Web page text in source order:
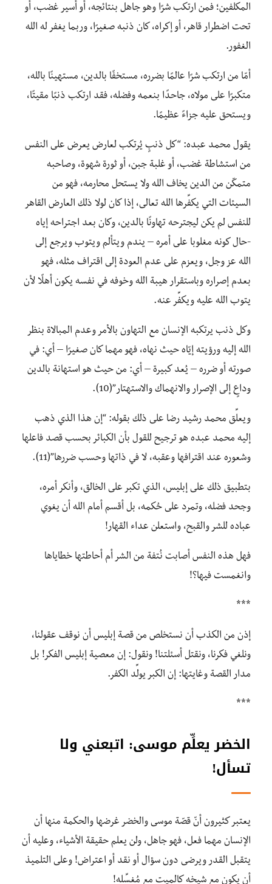
المكلفين؛ فمن ارتكب شرًا وهو جاهل بنتائجه، أو أسير غضب، أو
تحت اضطرار قاهر، أو إكراه، كان ذنبه صغيرًا، وربما يغفر له الله
الغفور.
أمّا من ارتكب شرًا عالمًا بضرره، مستخفًا بالدين، مستهينًا بالله،
متكبرًا على مولاه، جاحدًا بنعمه وفضله، فقد ارتكب ذنبًا مقيتًا،
ويستحق عليه جزاءً عظيمًا.
يقول محمد عبده: “كل ذنبٍ يُرتكب لعارض يعرض على النفس
من استشاطة غضب، أو غلبة جبن، أو ثورة شهوة، وصاحبه
متمكّن من الدين يخاف الله ولا يستحل محارمه، فهو من
السيئات التي يكفِّرها الله تعالى، إذا كان لولا ذلك العارض القاهر
للنفس لم يكن ليجترحه تهاونًا بالدين، وكان بعد اجتراحه إياه
-حال كونه مغلوبا على أمره – يندم ويتألم ويتوب ويرجع إلى
الله عز وجل، ويعزم على عدم العودة إلى اقتراف مثله، فهو
بعدم إصراره وباستقرار هيبة الله وخوفه في نفسه يكون أهلًا لأن
يتوب الله عليه ويكفِّر عنه.
وكل ذنب يرتكبه الإنسان مع التهاون بالأمر وعدم المبالاة بنظر
الله إليه ورؤيته إيّاه حيث نهاه، فهو مهما كان صغيرًا – أي: في
صورته أو ضرره – يُعد كبيرة – أي: من حيث هو استهانة بالدين
وداعٍ إلى الإصرار والانهماك والاستهتار”(10).
ويعلِّق محمد رشيد رضا على ذلك بقوله: “إن هذا الذي ذهب
إليه محمد عبده هو ترجيح للقول بأن الكبائر بحسب قصد فاعلها
وشعوره عند اقترافها وعقبه، لا في ذاتها وحسب ضررها”(11).
بتطبيق ذلك على إبليس، الذي تكبر على الخالق، وأنكر أمره،
وجحد فضله، وتمرد على حُكمه، بل أقسم أمام الله أن يغوي
عباده للشر والقبح، واستعلن عداء القهار!
فهل هذه النفس أصابت نُتفة من الشر أم أحاطتها خطاياها
وانغمست فيها؟!
***
إذن من الكذب أن نستخلص من قصة إبليس أن نوقف عقولنا،
ونلغي فكرنا، ونقتل أسئلتنا! ونقول: إن معصية إبليس الفكر! بل
مدار القصة وغايتها: إن الكبر يولِّد الكفر.
***
الخضر يعلِّم موسى: اتبعني ولا
تسأل!
يعتبر كثيرون أنّ قصّة موسى والخضر غرضها والحكمة منها أن
الإنسان مهما فعل، فهو جاهل، ولن يعلم حقيقة الأشياء، وعليه أن
يتقبل القدر ويرضى دون سؤال أو نقد أو اعتراض! وعلى التلميذ
أن يكون مع شيخه كالميت مع مُغسِّله!